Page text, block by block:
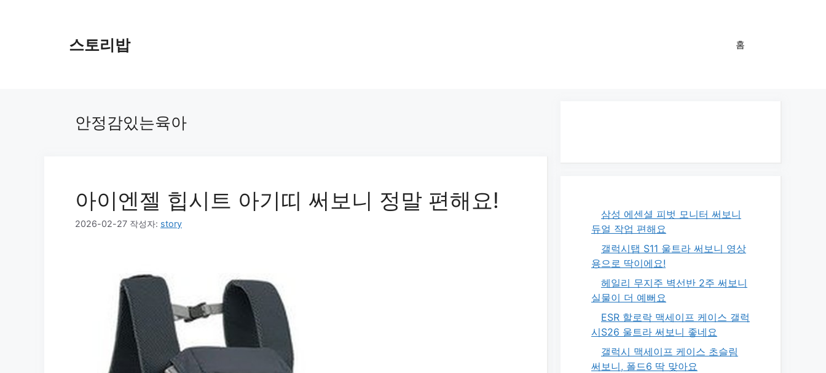
스토리밥 홈
안정감있는육아
아이엔젤 힙시트 아기띠 써보니 정말 편해요!
2026-02-27 작성자: story
삼성 에센셜 피벗 모니터 써보니
듀얼 작업 편해요
갤럭시탭 S11 울트라 써보니 영상
용으로 딱이에요!
헤일리 무지주 벽선반 2주 써보니
실물이 더 예뻐요
ESR 할로락 맥세이프 케이스 갤럭
시S26 울트라 써보니 좋네요
갤럭시 맥세이프 케이스 초슬림
써보니, 폴드6 딱 맞아요